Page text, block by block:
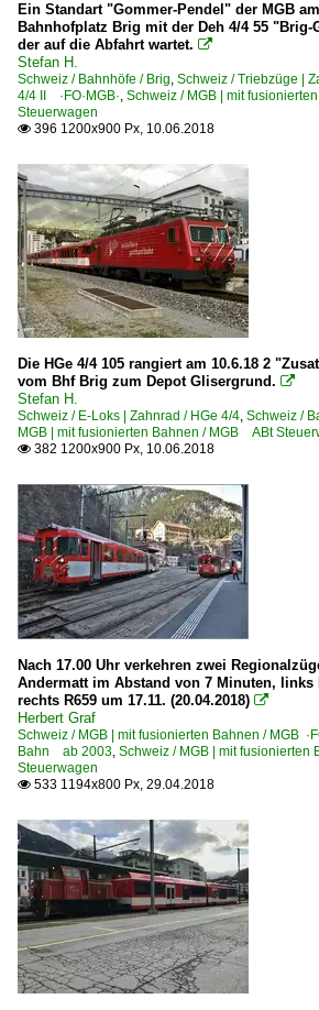
Ein Standart "Gommer-Pendel" der MGB
Bahnhofplatz Brig mit der Deh 4/4 55
der auf die Abfahrt wartet. 
Stefan H.
Schweiz / Bahnhöfe / Brig, Schweiz / Triebzüge |
4/4 II ·FO·MGB·, Schweiz / MGB | mit
Steuerwagen
 396 1200x900 Px, 10.06.2018
Die HGe 4/4 105 rangiert am 10.6.18 2
vom Bhf Brig zum Depot Glisergrund. 
Stefan H.
Schweiz / E-Loks | Zahnrad / HGe 4/4, Schweiz /
MGB | mit fusionierten Bahnen / MGB ABt
 382 1200x900 Px, 10.06.2018
Nach 17.00 Uhr verkehren zwei
Andermatt im Abstand von 7 Minuten, links
rechts R659 um 17.11. (20.04.2018) 
Herbert Graf
Schweiz / MGB | mit fusionierten Bahnen / MGB
Bahn ab 2003, Schweiz / MGB | mit
Steuerwagen
 533 1194x800 Px, 29.04.2018